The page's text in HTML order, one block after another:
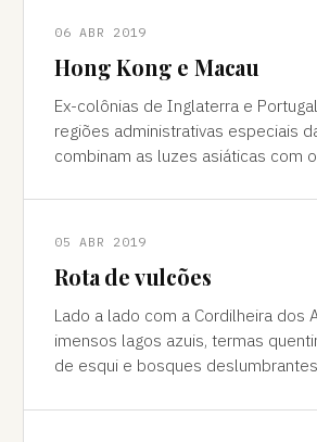
06 ABR 2019
Hong Kong e Macau
Ex-colônias de Inglaterra e
regiões administrativas especiais
combinam as luzes asiáticas com
05 ABR 2019
Rota de vulcões
Lado a lado com a Cordilheira dos
imensos lagos azuis, termas
de esqui e bosques